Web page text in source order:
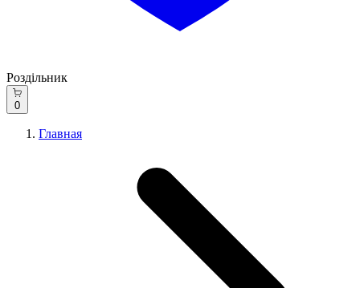
Роздільник
0
Главная